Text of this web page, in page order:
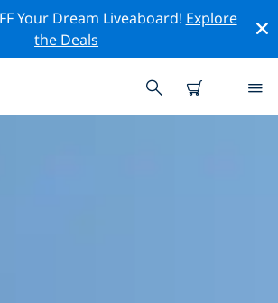
Your Dream Liveaboard! Explore
the Deals